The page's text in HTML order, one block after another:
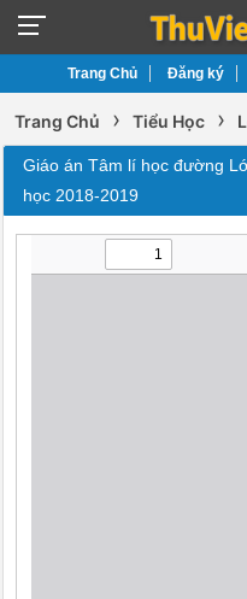
Trang Chủ Đăng ký
Trang Chủ › Tiểu Học ›
Giáo án Tâm lí học đường
học 2018-2019